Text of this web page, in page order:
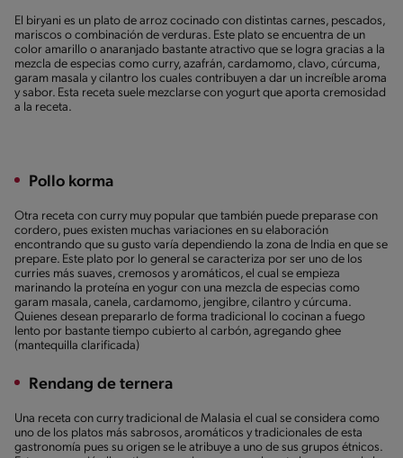
El biryani es un plato de arroz cocinado con distintas carnes, pescados,
mariscos o combinación de verduras. Este plato se encuentra de un
color amarillo o anaranjado bastante atractivo que se logra gracias a la
mezcla de especias como curry, azafrán, cardamomo, clavo, cúrcuma,
garam masala y cilantro los cuales contribuyen a dar un increíble aroma
y sabor. Esta receta suele mezclarse con yogurt que aporta cremosidad
a la receta.
Pollo korma
Otra receta con curry muy popular que también puede preparase con
cordero, pues existen muchas variaciones en su elaboración
encontrando que su gusto varía dependiendo la zona de India en que se
prepare. Este plato por lo general se caracteriza por ser uno de los
curries más suaves, cremosos y aromáticos, el cual se empieza
marinando la proteína en yogur con una mezcla de especias como
garam masala, canela, cardamomo, jengibre, cilantro y cúrcuma.
Quienes desean prepararlo de forma tradicional lo cocinan a fuego
lento por bastante tiempo cubierto al carbón, agregando ghee
(mantequilla clarificada)
Rendang de ternera
Una receta con curry tradicional de Malasia el cual se considera como
uno de los platos más sabrosos, aromáticos y tradicionales de esta
gastronomía pues su origen se le atribuye a uno de sus grupos étnicos.